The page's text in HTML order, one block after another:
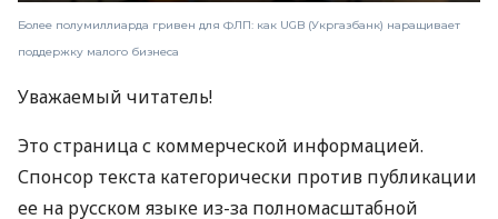
Более полумиллиарда гривен для ФЛП: как UGB (Укргазбанк) наращивает
поддержку малого бизнеса
Уважаемый читатель!
Это страница с коммерческой информацией.
Спонсор текста категорически против публикации
ее на русском языке из-за полномасштабной